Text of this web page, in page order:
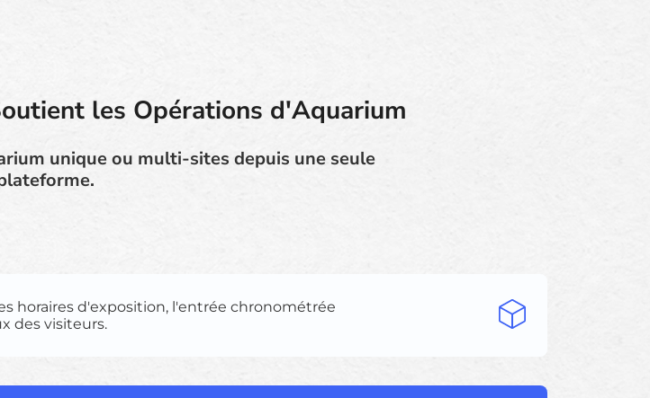
les Opérations d'Aquarium
unique ou multi-sites depuis une seule
horaires d'exposition, l'entrée chronométrée
des visiteurs.